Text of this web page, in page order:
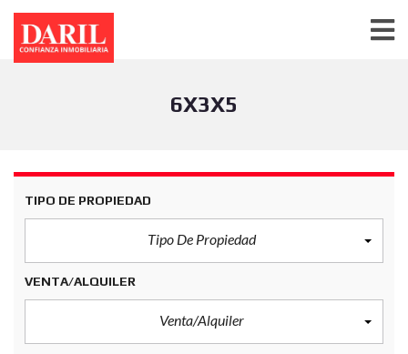
6X3X5
TIPO DE PROPIEDAD
Tipo De Propiedad
VENTA/ALQUILER
Venta/Alquiler